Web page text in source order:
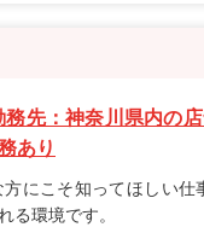
先：神奈川県内の
あり
方にこそ知ってほしい
る環境です。